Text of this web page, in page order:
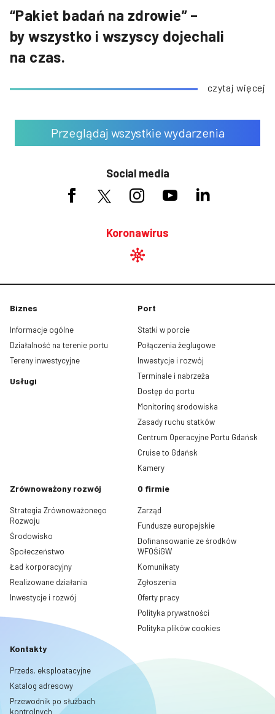
“Pakiet badań na zdrowie” –
by wszystko i wszyscy dojechali
na czas.
czytaj więcej
Przeglądaj wszystkie wydarzenia
Social media
Koronawirus
Biznes
Informacje ogólne
Działalność na terenie portu
Tereny inwestycyjne
Usługi
Port
Statki w porcie
Połączenia żeglugowe
Inwestycje i rozwój
Terminale i nabrzeża
Dostęp do portu
Monitoring środowiska
Zasady ruchu statków
Centrum Operacyjne Portu Gdańsk
Cruise to Gdańsk
Kamery
Zrównoważony rozwój
Strategia Zrównoważonego
Rozwoju
Środowisko
Społeczeństwo
Ład korporacyjny
Realizowane działania
Inwestycje i rozwój
O firmie
Zarząd
Fundusze europejskie
Dofinansowanie ze środków
WFOŚiGW
Komunikaty
Zgłoszenia
Oferty pracy
Polityka prywatności
Polityka plików cookies
Kontakty
Przeds. eksploatacyjne
Katalog adresowy
Przewodnik po służbach
kontrolnych